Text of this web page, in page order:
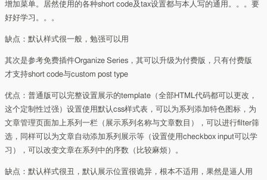
增加菜单。居然使用的各种short code及tax设置都与本人写的通用。。。要
好好学习。。。
缺点：默认样式很一般，勉强可以用
其次是参考免费插件Organize Series，其可以升级为付费版，只有付费版
才支持short code与custom post type
优点：普通版可以完整设置展示的template（全部HTML代码都可以更改，
这个定制性过强）设置使用默认css样式表，可以为系列添加特色图标，为
文章管理页面加上系列一栏（展示系列名称与文章数目），可以进行filter筛
选，同样可以为文章自动添加系列展示等（设置使用checkbox input可以学
习），可以改变文章在系列中的序数（比较麻烦）。
缺点：默认样式很丑，默认展示位置很诡异，根本不适用，果然是逼人用